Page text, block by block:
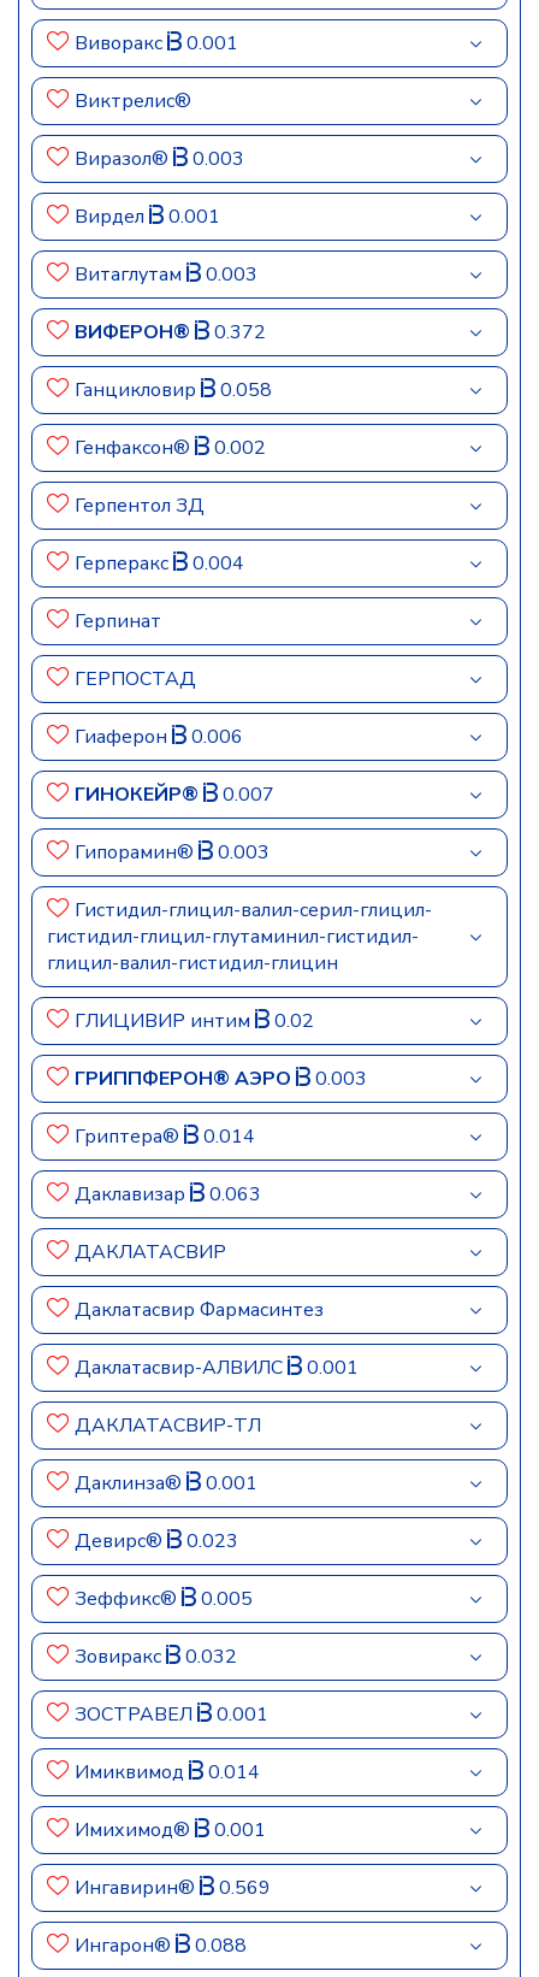
Виворакс 0.001
Виктрелис®
Виразол® 0.003
Вирдел 0.001
Витаглутам 0.003
ВИФЕРОН® 0.372
Ганцикловир 0.058
Генфаксон® 0.002
Герпентол ЗД
Герперакс 0.004
Герпинат
ГЕРПОСТАД
Гиаферон 0.006
ГИНОКЕЙР® 0.007
Гипорамин® 0.003
Гистидил-глицил-валил-серил-глицил-
гистидил-глицил-глутаминил-гистидил-
глицил-валил-гистидил-глицин
ГЛИЦИВИР интим 0.02
ГРИППФЕРОН® АЭРО 0.003
Гриптера® 0.014
Даклавизар 0.063
ДАКЛАТАСВИР
Даклатасвир Фармасинтез
Даклатасвир-АЛВИЛС 0.001
ДАКЛАТАСВИР-ТЛ
Даклинза® 0.001
Девирс® 0.023
Зеффикс® 0.005
Зовиракс 0.032
ЗОСТРАВЕЛ 0.001
Имиквимод 0.014
Имихимод® 0.001
Ингавирин® 0.569
Ингарон® 0.088